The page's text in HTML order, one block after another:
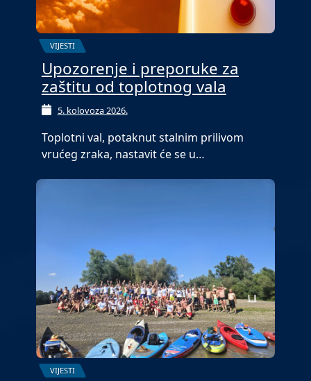
VIJESTI
Upozorenje i preporuke za
zaštitu od toplotnog vala
5. kolovoza 2026.
Toplotni val, potaknut stalnim prilivom
vrućeg zraka, nastavit će se u…
VIJESTI